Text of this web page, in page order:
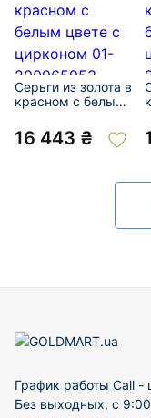
Серьги из золота в
красном с белым
01-200965953
16 443 ₴
График работы Call -
Без выходных, с